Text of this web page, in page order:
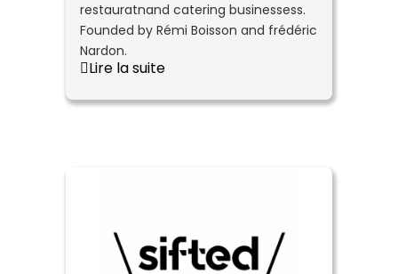
restauratnand catering businessess.
Founded by Rémi Boisson and frédéric
Nardon.
Lire la suite